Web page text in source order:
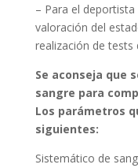
– Para el
valoración del
realización de tests
Se aconseja que
sangre para
Los parámetros
siguientes:
Sistemático de